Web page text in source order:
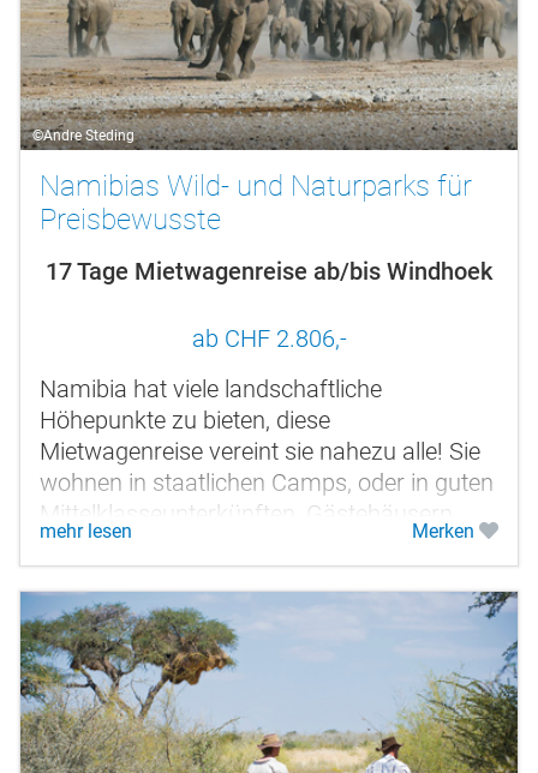
©Andre Steding
Namibias Wild- und Naturparks für
Preisbewusste
17 Tage Mietwagenreise ab/bis Windhoek
ab CHF 2.806,-
Namibia hat viele landschaftliche
Höhepunkte zu bieten, diese
Mietwagenreise vereint sie nahezu alle! Sie
wohnen in staatlichen Camps, oder in guten
Mittelklasseunterkünften, Gästehäusern
oder Gästefarmen. Diese befinden sich
entweder...
mehr lesen Merken